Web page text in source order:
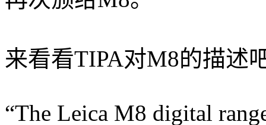
来看看TIPA对M8的描述
“The Leica M8 digital